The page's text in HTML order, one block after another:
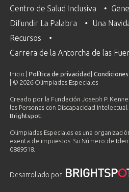
Centro de Salud Inclusiva
Difundir La Palabra
Una
Recursos
Carrera de la Antorcha de las
Inicio | Política de privacidad
| © 2026 Olimpiadas Especiales
Creado por la Fundación Joseph P.
las Personas con Discapacidad
Brightspot
Olimpiadas Especiales es una
exenta de impuestos. Su Número de
0889518.
Desarrollado por